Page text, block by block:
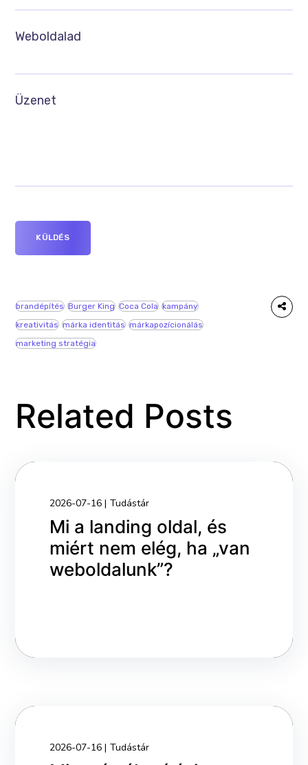
Weboldalad
Üzenet
brandépítés Burger King Coca Cola kampány
kreativitás márka identitás márkapozícionálás
marketing stratégia
Related Posts
2026-07-16 Tudástár
Mi a landing oldal, és
miért nem elég, ha „van
weboldalunk”?
2026-07-16 Tudástár